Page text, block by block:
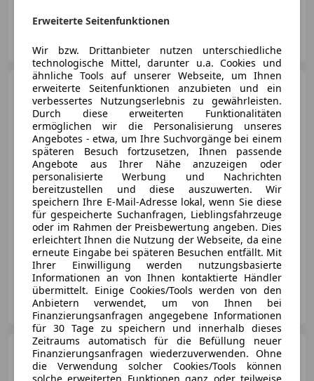
AT-2331 Vösendorf
SEAT AlteaStyle Ecomotive
€ 5 990
08/2011 69 000 km Benzin 77 kW (105 PS)
Optimum Performance GmbH
AT-2331 Vösendorf
smart forTwoMicro Hybrid
Drive 52 kW (451.380)
Erweiterte Seitenfunktionen
Wir bzw. Drittanbieter nutzen unterschiedliche
technologische Mittel, darunter u.a. Cookies und
ähnliche Tools auf unserer Webseite, um Ihnen
erweiterte Seitenfunktionen anzubieten und ein
verbessertes Nutzungserlebnis zu gewährleisten.
Durch diese erweiterten Funktionalitäten
ermöglichen wir die Personalisierung unseres
Angebotes - etwa, um Ihre Suchvorgänge bei einem
späteren Besuch fortzusetzen, Ihnen passende
Angebote aus Ihrer Nähe anzuzeigen oder
personalisierte Werbung und Nachrichten
bereitzustellen und diese auszuwerten. Wir
speichern Ihre E-Mail-Adresse lokal, wenn Sie diese
für gespeicherte Suchanfragen, Lieblingsfahrzeuge
oder im Rahmen der Preisbewertung angeben. Dies
erleichtert Ihnen die Nutzung der Webseite, da eine
erneute Eingabe bei späteren Besuchen entfällt. Mit
Ihrer Einwilligung werden nutzungsbasierte
Informationen an von Ihnen kontaktierte Händler
übermittelt. Einige Cookies/Tools werden von den
Anbietern verwendet, um von Ihnen bei
Finanzierungsanfragen angegebene Informationen
für 30 Tage zu speichern und innerhalb dieses
Zeitraums automatisch für die Befüllung neuer
Finanzierungsanfragen wiederzuverwenden. Ohne
die Verwendung solcher Cookies/Tools können